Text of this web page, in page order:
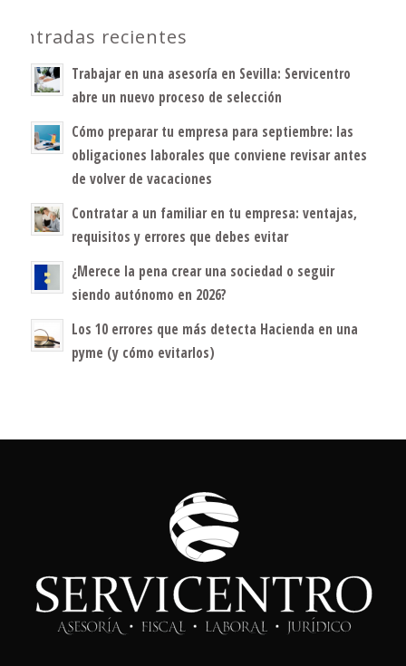
Entradas recientes
Trabajar en una asesoría en Sevilla: Servicentro
abre un nuevo proceso de selección
Cómo preparar tu empresa para septiembre: las
obligaciones laborales que conviene revisar antes
de volver de vacaciones
Contratar a un familiar en tu empresa: ventajas,
requisitos y errores que debes evitar
¿Merece la pena crear una sociedad o seguir
siendo autónomo en 2026?
Los 10 errores que más detecta Hacienda en una
pyme (y cómo evitarlos)